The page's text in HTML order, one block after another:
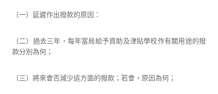
（一）延遲作出撥款的原因：
（二）過去三年，每年當局給予資助及津貼學校作有關用途的撥
款分別為何；
（三）將來會否減少這方面的撥款；若會，原因為何；